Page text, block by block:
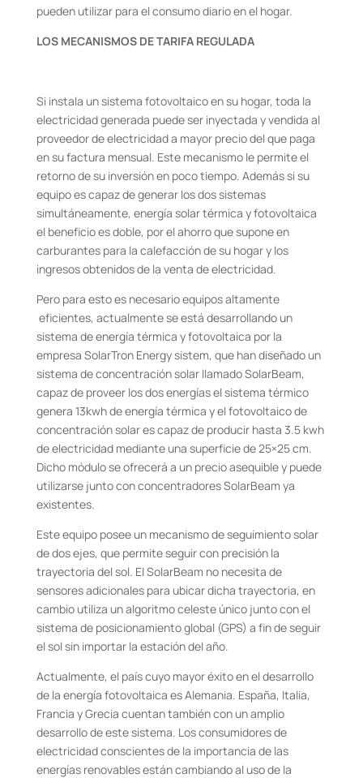
pueden utilizar para el consumo diario en el hogar.
LOS MECANISMOS DE TARIFA REGULADA
Si instala un sistema fotovoltaico en su hogar, toda la
electricidad generada puede ser inyectada y vendida al
proveedor de electricidad a mayor precio del que paga
en su factura mensual. Este mecanismo le permite el
retorno de su inversión en poco tiempo. Además si su
equipo es capaz de generar los dos sistemas
simultáneamente, energía solar térmica y fotovoltaica
el beneficio es doble, por el ahorro que supone en
carburantes para la calefacción de su hogar y los
ingresos obtenidos de la venta de electricidad.
Pero para esto es necesario equipos altamente
eficientes, actualmente se está desarrollando un
sistema de energía térmica y fotovoltaica por la
empresa SolarTron Energy sistem, que han diseñado un
sistema de concentración solar llamado SolarBeam,
capaz de proveer los dos energías el sistema térmico
genera 13kwh de energía térmica y el fotovoltaico de
concentración solar es capaz de producir hasta 3.5 kwh
de electricidad mediante una superficie de 25×25 cm.
Dicho módulo se ofrecerá a un precio asequible y puede
utilizarse junto con concentradores SolarBeam ya
existentes.
Este equipo posee un mecanismo de seguimiento solar
de dos ejes, que permite seguir con precisión la
trayectoria del sol. El SolarBeam no necesita de
sensores adicionales para ubicar dicha trayectoria, en
cambio utiliza un algoritmo celeste único junto con el
sistema de posicionamiento global (GPS) a fin de seguir
el sol sin importar la estación del año.
Actualmente, el país cuyo mayor éxito en el desarrollo
de la energía fotovoltaica es Alemania. España, Italia,
Francia y Grecia cuentan también con un amplio
desarrollo de este sistema. Los consumidores de
electricidad conscientes de la importancia de las
energías renovables están cambiando al uso de la